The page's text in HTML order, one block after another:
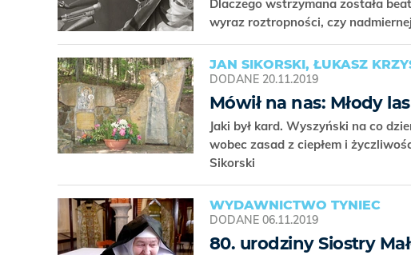
Dlaczego wstrzymana została
wyraz roztropności, czy
JAN SIKORSKI, ŁUKASZ
DODANE 20.11.2019
Mówił na nas: Młody las
Jaki był kard. Wyszyński na co
wobec zasad z ciepłem i
Sikorski
WYDAWNICTWO TYNIEC
DODANE 06.11.2019
80. urodziny Siostry